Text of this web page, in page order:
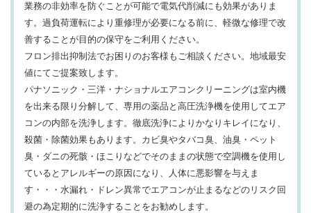
業務の非効率を防ぐことが可能で電気代削減にも効果がありま
す。過負荷運転により重修理が必要になる前に、軽微な修理で改
善することが目的の保守をご利用ください。
フロン排出抑制法でお困りのお客様もご相談ください。地域最安
値にてご提案致します。
パナソニック・三洋・ナショナルエアコンクリーニングは室内機
を出来る限り分解して、専用の薬品と高圧洗浄機を使用してエア
コンの内部を洗浄します。徹底洗浄によりかなりキレイになり、
殺菌・除菌効果もあります。カビ臭やタバコ臭、油臭・ペット
臭・ダニの死骸・ほこりなどでそのままの状態で空調機を使用し
ているとアレルギーの原因になり、人体に悪影響を与えま
す・・・水漏れ・ドレン異常でエアコンが止まるなどのリスク回
避の為定期的に洗浄することをお勧めします。